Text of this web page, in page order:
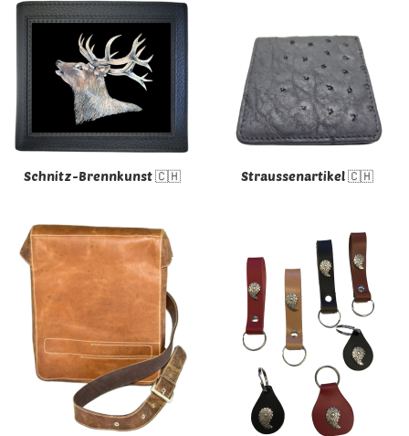
Schnitz-Brennkunst 🇨🇭 Straussenartikel 🇨🇭